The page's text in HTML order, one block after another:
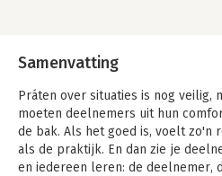
Samenvatting
Práten over situaties is nog veilig,
moeten deelnemers uit hun
de bak. Als het goed is, voelt zo'n
als de praktijk. En dan zie je
en iedereen leren: de deelnemer,